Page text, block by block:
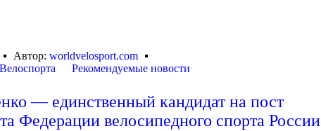
Автор:worldvelosport.com
Рекомендуемые новости
— единственный кандидат на пост
Федерации велосипедного спорта России